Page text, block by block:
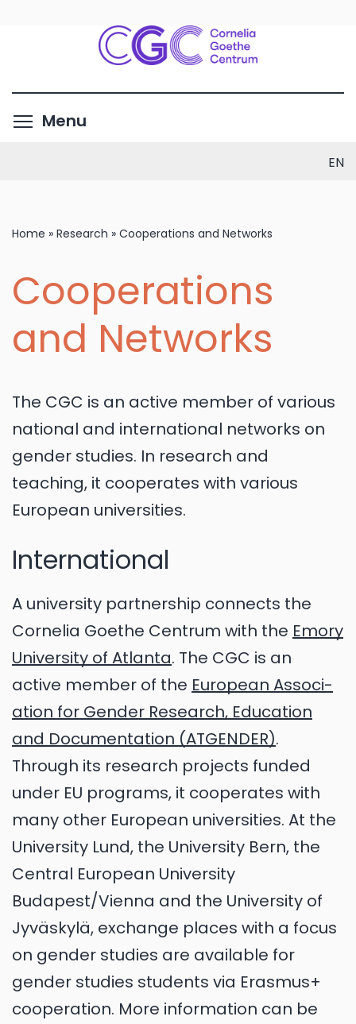
main
contentMenu
EN
Home » Research » Cooperations and Networks
Cooperations
and Networks
The CGC is an active member of various
national and international networks on
gender studies. In research and
teaching, it cooperates with various
European universities.
International
A university partnership connects the
Cornelia Goethe Centrum with the Emory
University of Atlanta. The CGC is an
active member of the European Associ­
ation for Gender Research, Education
and Documentation (ATGENDER).
Through its research projects funded
under EU programs, it cooperates with
many other European universities. At the
University Lund, the University Bern, the
Central European University
Budapest/Vienna and the University of
Jyväskylä, exchange places with a focus
on gender studies are available for
gender studies students via Erasmus+
cooperation. More information can be